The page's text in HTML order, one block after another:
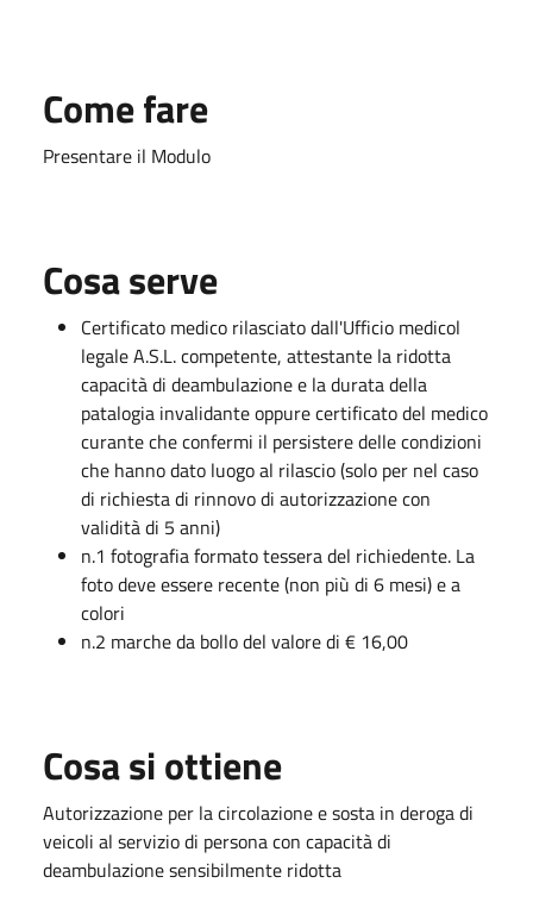
Come fare
Presentare il Modulo
Cosa serve
Certificato medico rilasciato dall'Ufficio medicol
legale A.S.L. competente, attestante la ridotta
capacità di deambulazione e la durata della
patalogia invalidante oppure certificato del medico
curante che confermi il persistere delle condizioni
che hanno dato luogo al rilascio (solo per nel caso
di richiesta di rinnovo di autorizzazione con
validità di 5 anni)
n.1 fotografia formato tessera del richiedente. La
foto deve essere recente (non più di 6 mesi) e a
colori
n.2 marche da bollo del valore di € 16,00
Cosa si ottiene
Autorizzazione per la circolazione e sosta in deroga di
veicoli al servizio di persona con capacità di
deambulazione sensibilmente ridotta